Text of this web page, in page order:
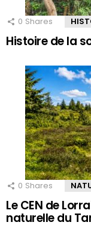
0 Shares
Histoire de la
0 Shares
Le CEN de
naturelle du